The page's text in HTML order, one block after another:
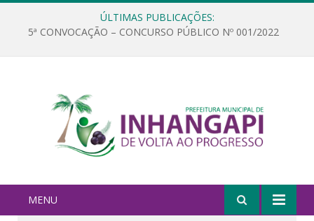
ÚLTIMAS PUBLICAÇÕES:
5ª CONVOCAÇÃO – CONCURSO PÚBLICO Nº 001/2022
MENU